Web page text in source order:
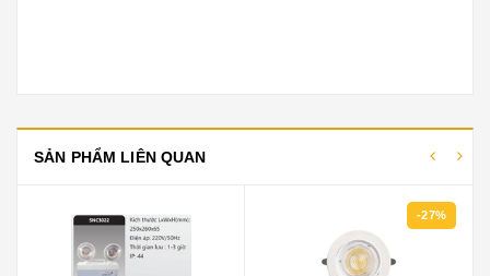
SẢN PHẨM LIÊN QUAN